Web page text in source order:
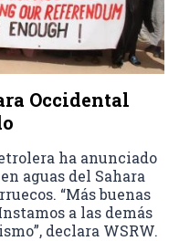
Occidental
ha anunciado
aguas del Sahara
“Más buenas
a las demás
declara WSRW.